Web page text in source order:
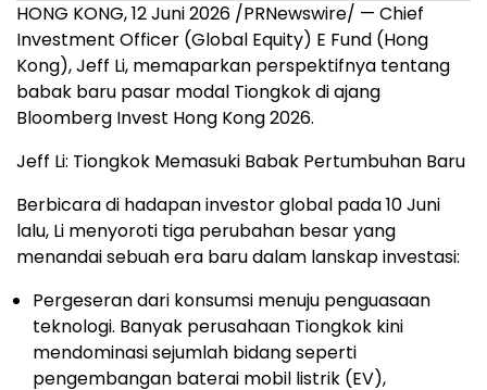
HONG KONG, 12 Juni 2026 /PRNewswire/ — Chief
Investment Officer (Global Equity) E Fund (Hong
Kong), Jeff Li, memaparkan perspektifnya tentang
babak baru pasar modal Tiongkok di ajang
Bloomberg Invest Hong Kong 2026.
Jeff Li: Tiongkok Memasuki Babak Pertumbuhan Baru
Berbicara di hadapan investor global pada 10 Juni
lalu, Li menyoroti tiga perubahan besar yang
menandai sebuah era baru dalam lanskap investasi:
Pergeseran dari konsumsi menuju penguasaan
teknologi. Banyak perusahaan Tiongkok kini
mendominasi sejumlah bidang seperti
pengembangan baterai mobil listrik (EV),